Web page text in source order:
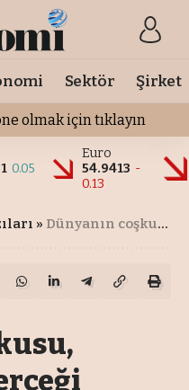
Sektör Şirket
olmak için tıklayın
0.05
Euro
54.9413 -
0.13
» Dünyanın coşkusu, Türkiye’nin gerçeği